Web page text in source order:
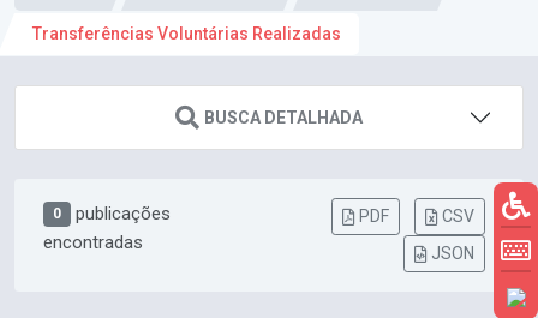
Transferências Voluntárias Realizadas
BUSCA DETALHADA
0
publicações
encontradas
PDF
CSV
JSON